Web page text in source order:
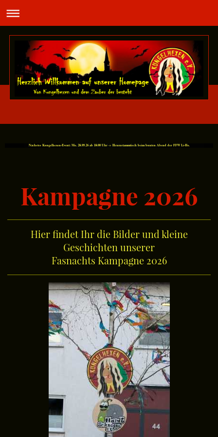
Nächstes Kungelhexen-Event: Mo. 28.09.26 ab 18:00 Uhr -> Hexenstammtisch beim bunten Abend der FFW Li-Ho.
Kampagne 2026
Hier findet Ihr die Bilder und kleine
Geschichten unserer
Fasnachts Kampagne 2026